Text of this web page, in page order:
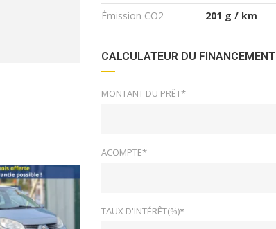
Émission CO2
201 g / km
CALCULATEUR DU FINANCEMENT
MONTANT DU PRÊT*
ACOMPTE*
TAUX D'INTÉRÊT(%)*